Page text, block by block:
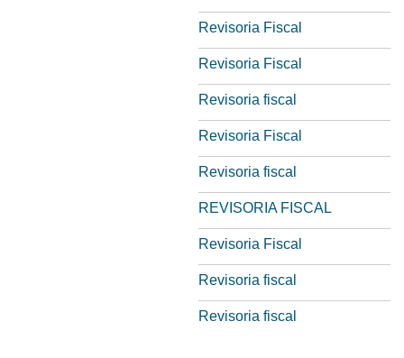
Revisoria Fiscal
Revisoria Fiscal
Revisoria fiscal
Revisoria Fiscal
Revisoria fiscal
REVISORIA FISCAL
Revisoria Fiscal
Revisoria fiscal
Revisoria fiscal